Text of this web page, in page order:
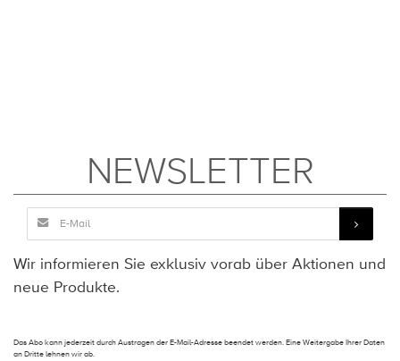
NEWSLETTER
Wir informieren Sie exklusiv vorab über Aktionen und
neue Produkte.
Das Abo kann jederzeit durch Austragen der E-Mail-Adresse beendet werden. Eine Weitergabe Ihrer Daten
an Dritte lehnen wir ab.